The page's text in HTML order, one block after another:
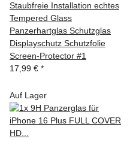
Staubfreie Installation echtes
Tempered Glass
Panzerhartglas Schutzglas
Displayschutz Schutzfolie
Screen-Protector #1
17,99 € *
Auf Lager